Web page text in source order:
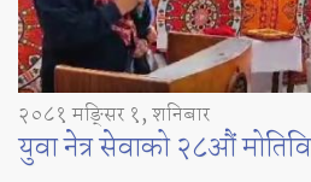
२०८१ मङ्सिर १, शनिबार
युवा नेत्र सेवाको २८औं